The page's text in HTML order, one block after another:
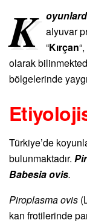
K
alyuvar
“Kırçan“,
olarak
bölgelerinde
Türkiye’de
bulunmaktadır.
Babesia ovis.
Piroplasma ovis
kan frotilerinde